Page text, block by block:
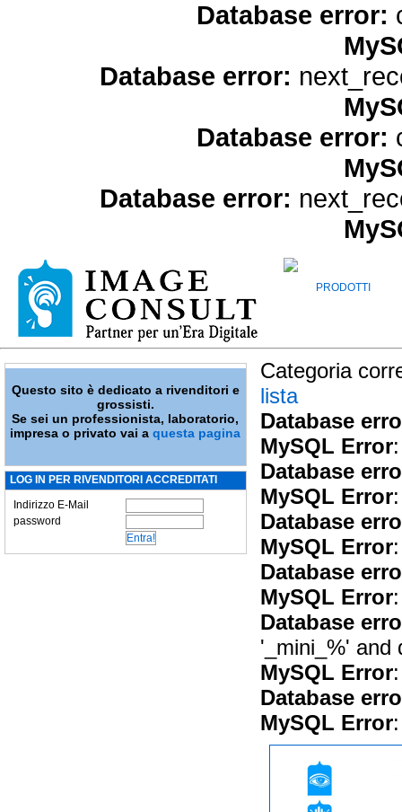
Database error:
Database error:
Database error:
Database error:
PRODOTTI
Questo sito è dedicato a rivenditori e
grossisti.
Se sei un professionista, laboratorio,
impresa o privato vai aquesta pagina
LOG IN PER RIVENDITORI ACCREDITATI
Indirizzo E-Mail
password
Categoria
lista
Database
MySQL Error
Database
MySQL Error
Database
MySQL Error
Database
MySQL Error
Database
'_mini_%' and
MySQL Error
Database
MySQL Error